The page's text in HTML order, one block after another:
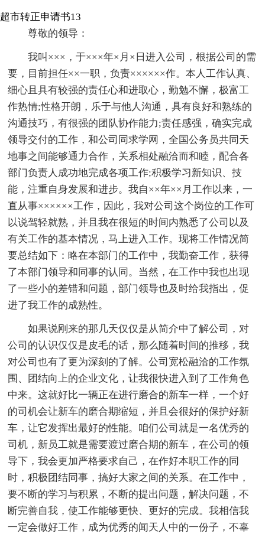
超市转正申请书13
尊敬的领导：
我叫×××，于×××年×月×日进入公司，根据公司的需
要，目前担任××一职，负责××××××作。本人工作认真、
细心且具有较强的责任心和进取心，勤勉不懈，极富工
作热情;性格开朗，乐于与他人沟通，具有良好和熟练的
沟通技巧，有很强的团队协作能力;责任感强，确实完成
领导交付的工作，和公司同求学网，全国公务员共同天
地事之间能够通力合作，关系相处融洽而和睦，配合各
部门负责人成功地完成各项工作;积极学习新知识、技
能，注重自身发展和进步。我自××年××月工作以来，一
直从事××××××工作，因此，我对公司这个岗位的工作可
以说驾轻就熟，并且我在很短的时间内熟悉了公司以及
有关工作的基本情况，马上进入工作。现将工作情况简
要总结如下：略在本部门的工作中，我勤奋工作，获得
了本部门领导和同事的认同。当然，在工作中我也出现
了一些小的差错和问题，部门领导也及时给我指出，促
进了我工作的成熟性。
如果说刚来的那几天仅仅是从简介中了解公司，对
公司的认识仅仅是皮毛的话，那么随着时间的推移，我
对公司也有了更为深刻的了解。公司宽松融洽的工作氛
围、团结向上的企业文化，让我很快进入到了工作角色
中来。这就好比一辆正在进行磨合的新车一样，一个好
的司机会让新车的磨合期缩短，并且会很好的保护好新
车，让它发挥出最好的性能。咱们公司就是一名优秀的
司机，新员工就是需要渡过磨合期的新车，在公司的领
导下，我会更加严格要求自己，在作好本职工作的同
时，积极团结同事，搞好大家之间的关系。在工作中，
要不断的学习与积累，不断的提出问题，解决问题，不
断完善自我，使工作能够更快、更好的完成。我相信我
一定会做好工作，成为优秀的闻天人中的一份子，不辜